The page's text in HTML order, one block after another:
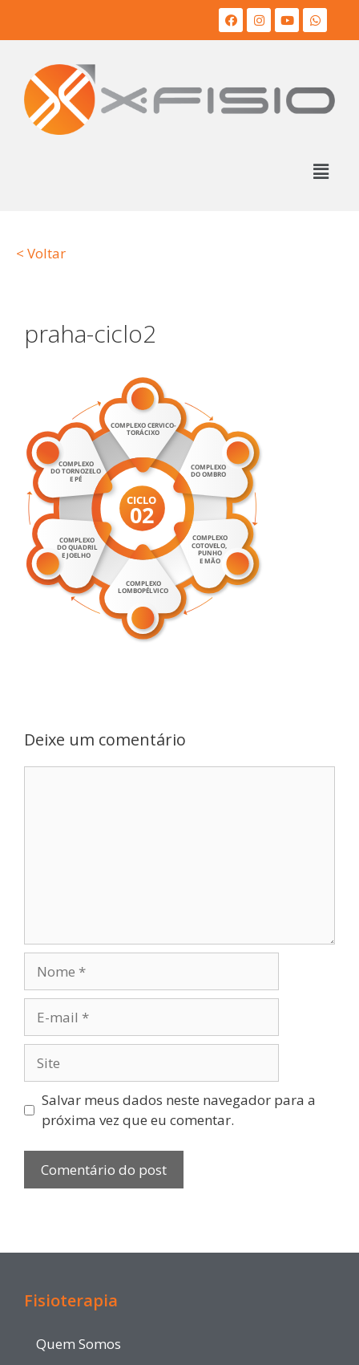
< Voltar
praha-ciclo2
Deixe um comentário
Salvar meus dados neste navegador para a
próxima vez que eu comentar.
Fisioterapia
Quem Somos